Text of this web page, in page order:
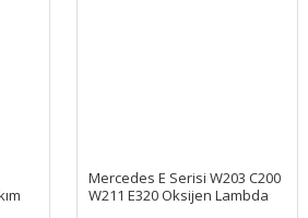
Mercedes E Serisi W203 C200
W211 E320 Oksijen Lambda